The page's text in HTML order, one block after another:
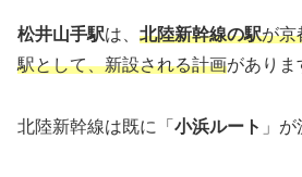
松井山手駅は、 北陸新幹線の駅が京
駅として、新設される計画がありま
北陸新幹線は既に「 小浜ルート 」